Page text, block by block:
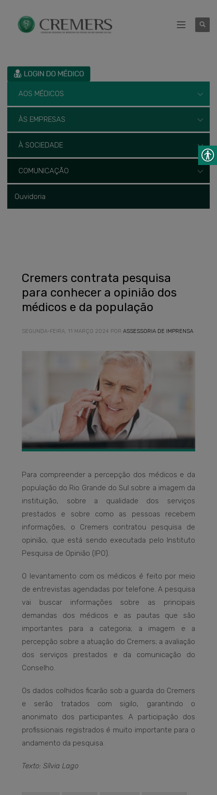
AOS MÉDICOS
ÀS EMPRESAS
À SOCIEDADE
COMUNICAÇÃO
Ouvidoria
Cremers contrata pesquisa
para conhecer a opinião dos
médicos e da população
SEGUNDA-FEIRA, 11 MARÇO 2024 POR ASSESSORIA DE IMPRENSA
Para compreender a percepção dos médicos e da
população do Rio Grande do Sul sobre a imagem da
instituição, sobre a qualidade dos serviços
prestados e sobre como as pessoas recebem
informações, o Cremers contratou pesquisa de
opinião, que está sendo executada pelo Instituto
Pesquisa de Opinião (IPO).
O levantamento com os médicos é feito por meio
de entrevistas agendadas por telefone. A pesquisa
vai buscar informações sobre as principais
demandas dos médicos e as pautas que são
importantes para a categoria; a imagem e a
percepção sobre a atuação do Cremers; a avaliação
dos serviços prestados e da comunicação do
Conselho.
Os dados colhidos ficarão sob a guarda do Cremers
e serão tratados com sigilo, garantindo o
anonimato dos participantes. A participação dos
profissionais registrados é muito importante para o
andamento da pesquisa.
Texto: Sílvia Lago